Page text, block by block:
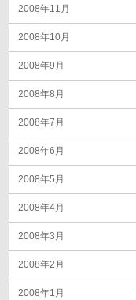
2008年11月
2008年10月
2008年9月
2008年8月
2008年7月
2008年6月
2008年5月
2008年4月
2008年3月
2008年2月
2008年1月